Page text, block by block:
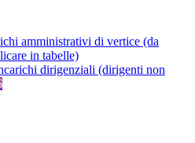
amministrativi di vertice (da
in tabelle)
dirigenziali (dirigenti non